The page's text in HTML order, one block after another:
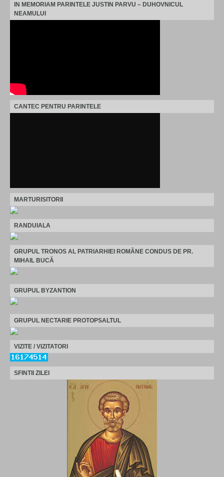
IN MEMORIAM PARINTELE JUSTIN PARVU – DUHOVNICUL
NEAMULUI
CANTEC PENTRU PARINTELE
MARTURISITORII
RANDUIALA
GRUPUL TRONOS AL PATRIARHIEI ROMÂNE CONDUS DE PR.
MIHAIL BUCĂ
GRUPUL BYZANTION
GRUPUL NECTARIE PROTOPSALTUL
VIZITE / VIZITATORI
SFINTII ZILEI